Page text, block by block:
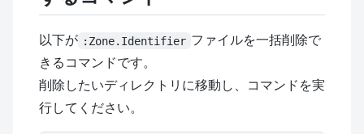
以下が :Zone.Identifier ファイルを一括削除で
きるコマンドです。
削除したいディレクトリに移動し、コマンドを実
行してください。